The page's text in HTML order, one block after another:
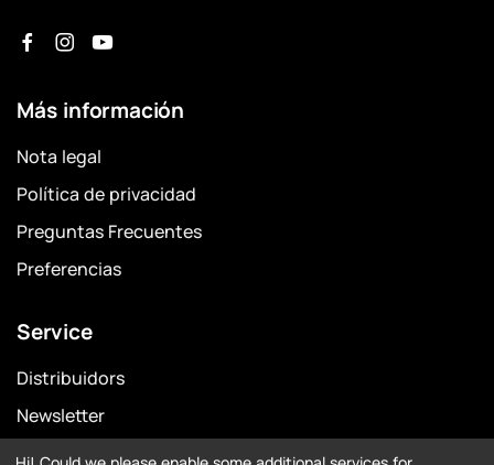
Más información
Nota legal
Política de privacidad
Preguntas Frecuentes
Preferencias
Service
Distribuidors
Newsletter
Garantía